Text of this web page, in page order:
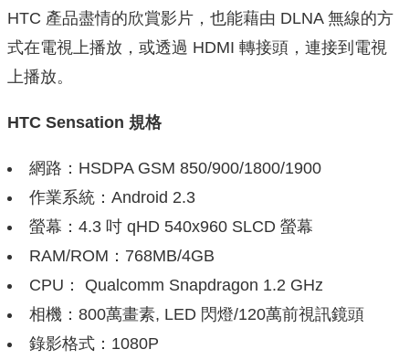
HTC 產品盡情的欣賞影片，也能藉由 DLNA 無線的方
式在電視上播放，或透過 HDMI 轉接頭，連接到電視
上播放。
HTC Sensation 規格
網路：HSDPA GSM 850/900/1800/1900
作業系統：Android 2.3
螢幕：4.3 吋 qHD 540x960 SLCD 螢幕
RAM/ROM：768MB/4GB
CPU： Qualcomm Snapdragon 1.2 GHz
相機：800萬畫素, LED 閃燈/120萬前視訊鏡頭
錄影格式：1080P